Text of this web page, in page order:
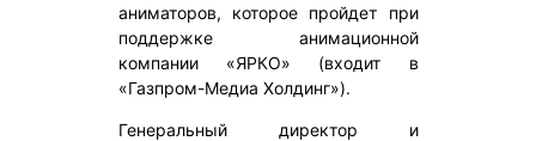
аниматоров, которое пройдет при
поддержке анимационной
компании «ЯРКО» (входит в
«Газпром-Медиа Холдинг»).
Генеральный директор и